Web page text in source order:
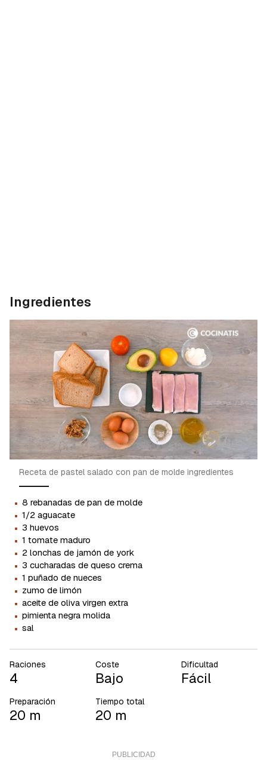
Ingredientes
Receta de pastel salado con pan de molde ingredientes
· 8 rebanadas de pan de molde
· 1/2 aguacate
· 3 huevos
· 1 tomate maduro
· 2 lonchas de jamón de york
· 3 cucharadas de queso crema
· 1 puñado de nueces
· zumo de limón
· aceite de oliva virgen extra
· pimienta negra molida
· sal
Raciones
4
Coste
Bajo
Dificultad
Fácil
Preparación
20 m
Tiempo total
20 m